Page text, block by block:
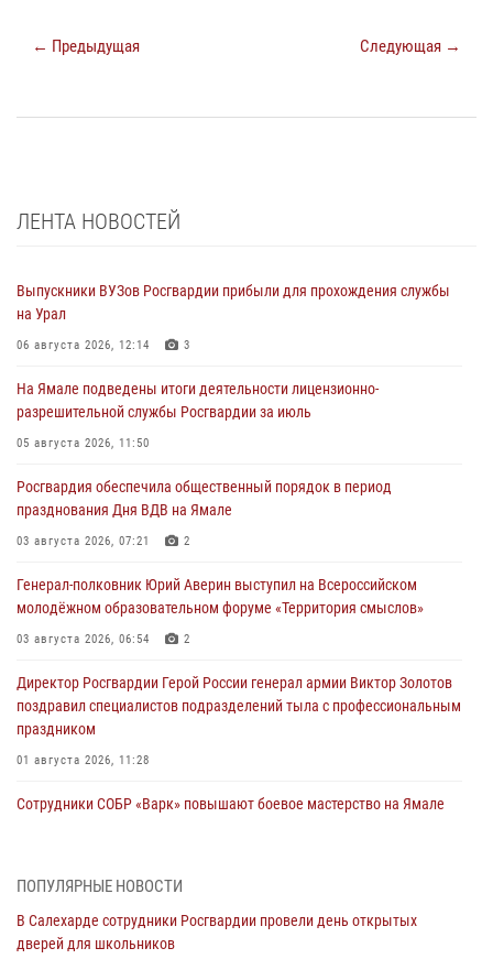
← Предыдущая Следующая →
ЛЕНТА НОВОСТЕЙ
Выпускники ВУЗов Росгвардии прибыли для прохождения службы
на Урал
06 августа 2026, 12:14 3
На Ямале подведены итоги деятельности лицензионно-
разрешительной службы Росгвардии за июль
05 августа 2026, 11:50
Росгвардия обеспечила общественный порядок в период
празднования Дня ВДВ на Ямале
03 августа 2026, 07:21 2
Генерал-полковник Юрий Аверин выступил на Всероссийском
молодёжном образовательном форуме «Территория смыслов»
03 августа 2026, 06:54 2
Директор Росгвардии Герой России генерал армии Виктор Золотов
поздравил специалистов подразделений тыла с профессиональным
праздником
01 августа 2026, 11:28
Сотрудники СОБР «Варк» повышают боевое мастерство на Ямале
Офицеры спецназа Росгвардии провели практическое занятие для
29 июля 2026, 10:42
ПОПУЛЯРНЫЕ НОВОСТИ
В Салехарде сотрудники Росгвардии провели день открытых
дверей для школьников